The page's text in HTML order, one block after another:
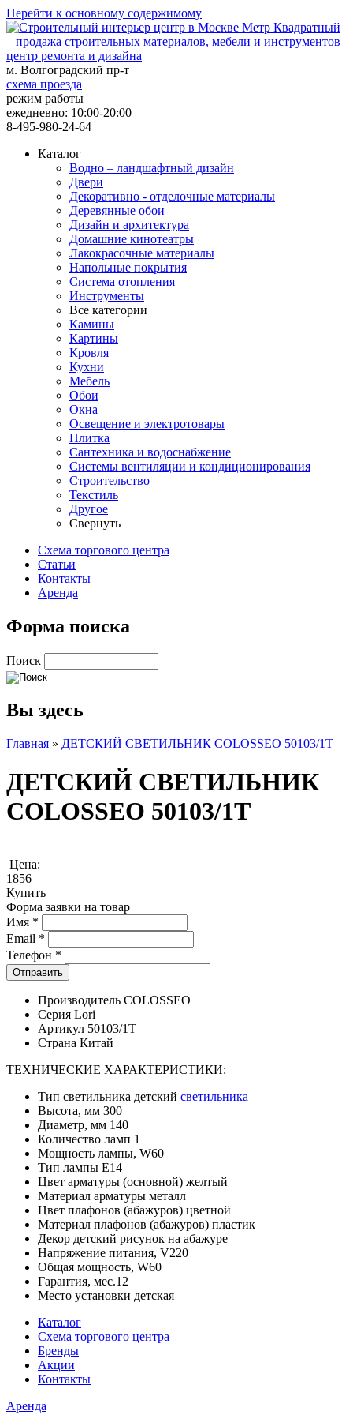
Перейти к основному содержимому
центр ремонта и дизайна
м. Волгоградский пр-т
схема проезда
режим работы
ежедневно: 10:00-20:00
8-495-980-24-64
Каталог
Водно – ландшафтный дизайн
Двери
Декоративно - отделочные материалы
Деревянные обои
Дизайн и архитектура
Домашние кинотеатры
Лакокрасочные материалы
Напольные покрытия
Система отопления
Инструменты
Все категории
Камины
Картины
Кровля
Кухни
Мебель
Обои
Окна
Освещение и электротовары
Плитка
Сантехника и водоснабжение
Системы вентиляции и кондиционирования
Строительство
Текстиль
Другое
Свернуть
Схема торгового центра
Статьи
Контакты
Аренда
Форма поиска
Поиск
Вы здесь
Главная » ДЕТСКИЙ СВЕТИЛЬНИК COLOSSEO 50103/1T
ДЕТСКИЙ СВЕТИЛЬНИК
COLOSSEO 50103/1T
Цена:
1856
Купить
Форма заявки на товар
Имя *
Email *
Телефон *
Производитель COLOSSEO
Серия Lori
Артикул 50103/1T
Страна Китай
ТЕХНИЧЕСКИЕ ХАРАКТЕРИСТИКИ:
Тип светильника детский светильника
Высота, мм 300
Диаметр, мм 140
Количество ламп 1
Мощность лампы, W60
Тип лампы E14
Цвет арматуры (основной) желтый
Материал арматуры металл
Цвет плафонов (абажуров) цветной
Материал плафонов (абажуров) пластик
Декор детский рисунок на абажуре
Напряжение питания, V220
Общая мощность, W60
Гарантия, мес.12
Место установки детская
Каталог
Схема торгового центра
Бренды
Акции
Контакты
Аренда